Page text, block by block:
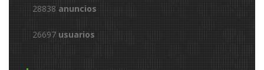
28838 anuncios
26697 usuarios